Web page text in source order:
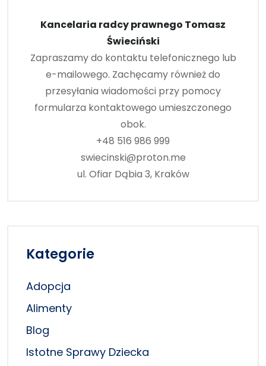
Kancelaria radcy prawnego Tomasz
Świeciński
Zapraszamy do kontaktu telefonicznego lub
e-mailowego. Zachęcamy również do
przesyłania wiadomości przy pomocy
formularza kontaktowego umieszczonego
obok.
+48 516 986 999
swiecinski@proton.me
ul. Ofiar Dąbia 3, Kraków
Kategorie
Adopcja
Alimenty
Blog
Istotne Sprawy Dziecka